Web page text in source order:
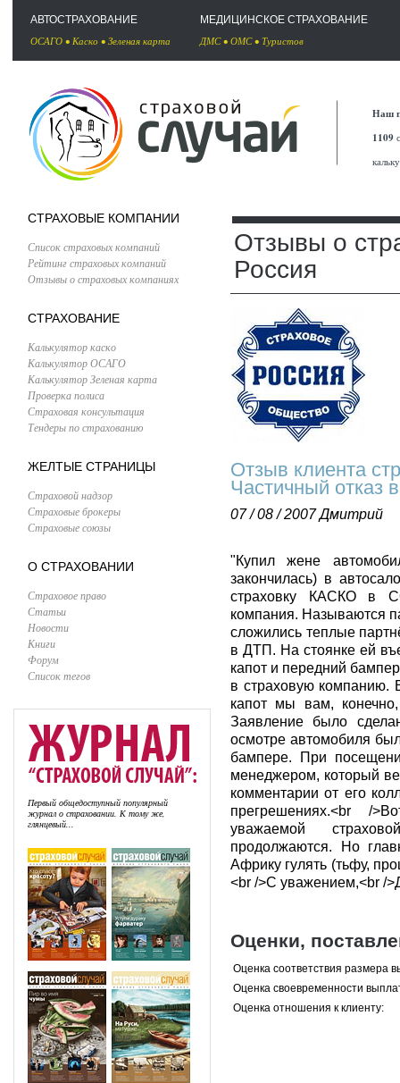
АВТОСТРАХОВАНИЕ
ОСАГО • Каско • Зеленая карта
МЕДИЦИНСКОЕ СТРАХОВАНИЕ
ДМС• ОМС• Туристов
Наш
1109
СТРАХОВЫЕ КОМПАНИИ
Список страховых компаний
Рейтинг страховых компаний
Отзывы о страховых компаниях
СТРАХОВАНИЕ
Калькулятор каско
Калькулятор ОСАГО
Калькулятор Зеленая карта
Проверка полиса
Страховая консультация
Тендеры по страхованию
ЖЕЛТЫЕ СТРАНИЦЫ
Страховой надзор
Страховые брокеры
Страховые союзы
О СТРАХОВАНИИ
Страховое право
Статьи
Новости
Книги
Форум
Список тегов
Первый общедоступный популярный
журнал о страховании. К тому же,
глянцевый...
Отзывы о
Россия
Отзыв клиента
Частичный отказ
07 / 08 / 2007Дмитрий
"Купил жене
закончилась) в
страховку КАСКО в
компания. Называются
сложились теплые
в ДТП. На стоянке ей
капот и передний
в страховую компанию.
капот мы вам,
Заявление было
осмотре автомобиля
бампере. При
менеджером, который
комментарии от его
прегрешениях.<br /
уважаемой
продолжаются. Но
Африку гулять (тьфу,
<br />С уважением,<br /
Оценки,
Оценка соответствия размера
Оценка своевременности
Оценка отношения к клиенту: